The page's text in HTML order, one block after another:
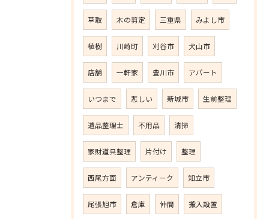
草取 木の剪定 三重県 みよし市
植樹 川崎町 刈谷市 犬山市
店舗 一軒家 豊川市 アパート
いつまで 悲しい 新城市 生前整理
遺品整理士 不用品 清掃
家財道具整理 片付け 整理
西尾方面 アンティーク 知立市
尾張旭市 倉庫 仲間 搬入設置